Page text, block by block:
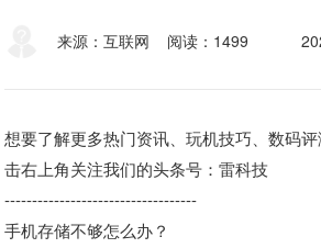
来源：互联网 阅读：1499
想要了解更多热门资讯、玩机技巧、数码
击右上角关注我们的头条号：雷科技
-----------------------------------
手机存储不够怎么办？